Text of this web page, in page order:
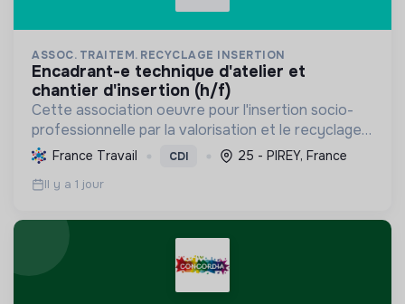
ASSOC. TRAITEM. RECYCLAGE INSERTION
encadrant-e technique d'atelier et
chantier d'insertion (h/f)
Cette association oeuvre pour l'insertion socio-
professionnelle par la valorisation et le recyclage
d'objets, le blanchissage et la sensibilisation
environnementale, promouvant l'économie
circulaire e...
France Travail CDI 25 - PIREY, France
Il y a 1 jour